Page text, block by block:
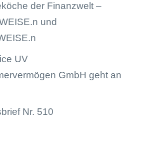
der Finanzwelt –
und
UV
GmbH geht an
Nr. 510